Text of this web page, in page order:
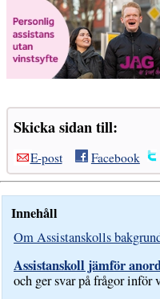
Skicka sidan till:
E-post Facebook
Innehåll
Om Assistanskolls
Assistanskoll jämför
och ger svar på frågor inför